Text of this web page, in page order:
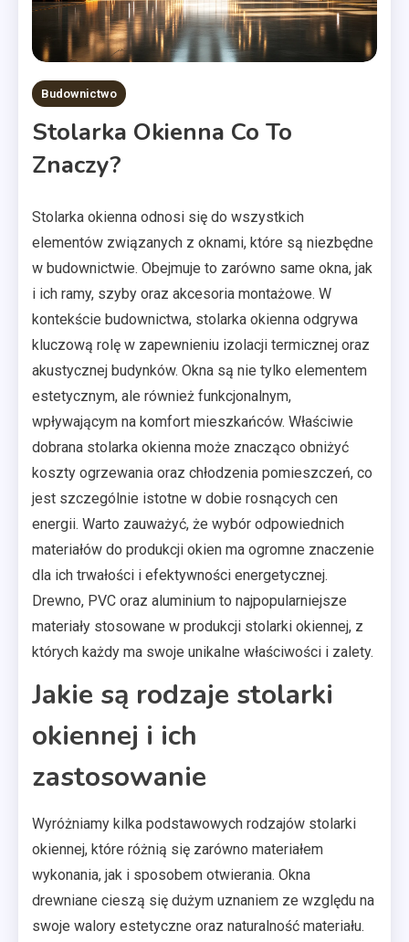
Budownictwo
Stolarka Okienna Co To
Znaczy?
Stolarka okienna odnosi się do wszystkich
elementów związanych z oknami, które są niezbędne
w budownictwie. Obejmuje to zarówno same okna, jak
i ich ramy, szyby oraz akcesoria montażowe. W
kontekście budownictwa, stolarka okienna odgrywa
kluczową rolę w zapewnieniu izolacji termicznej oraz
akustycznej budynków. Okna są nie tylko elementem
estetycznym, ale również funkcjonalnym,
wpływającym na komfort mieszkańców. Właściwie
dobrana stolarka okienna może znacząco obniżyć
koszty ogrzewania oraz chłodzenia pomieszczeń, co
jest szczególnie istotne w dobie rosnących cen
energii. Warto zauważyć, że wybór odpowiednich
materiałów do produkcji okien ma ogromne znaczenie
dla ich trwałości i efektywności energetycznej.
Drewno, PVC oraz aluminium to najpopularniejsze
materiały stosowane w produkcji stolarki okiennej, z
których każdy ma swoje unikalne właściwości i zalety.
Jakie są rodzaje stolarki
okiennej i ich
zastosowanie
Wyróżniamy kilka podstawowych rodzajów stolarki
okiennej, które różnią się zarówno materiałem
wykonania, jak i sposobem otwierania. Okna
drewniane cieszą się dużym uznaniem ze względu na
swoje walory estetyczne oraz naturalność materiału.